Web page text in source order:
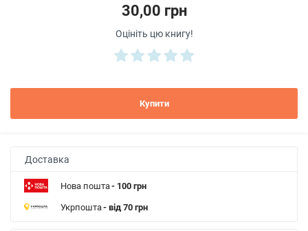
30,00 грн
Оцініть цю книгу!
Купити
Доставка
Нова пошта- 100 грн
Укрпошта- від 70 грн